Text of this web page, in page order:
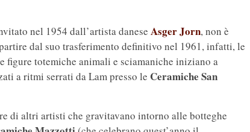
nel 1954 dall’artista danese Asger Jorn, non è
dal suo trasferimento definitivo nel 1961, infatti, le
totemiche animali e sciamaniche iniziano a
a ritmi serrati da Lam presso le Ceramiche San
di altri artisti che gravitavano intorno alle botteghe